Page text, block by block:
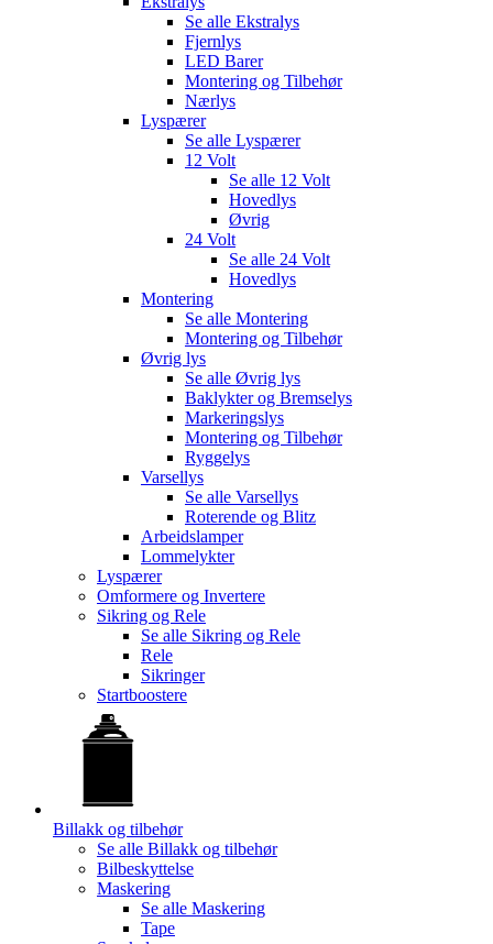
Se alle Ekstralys
Fjernlys
LED Barer
Montering og Tilbehør
Nærlys
Lyspærer
Se alle Lyspærer
12 Volt
Se alle 12 Volt
Hovedlys
Øvrig
24 Volt
Se alle 24 Volt
Hovedlys
Montering
Se alle Montering
Montering og Tilbehør
Øvrig lys
Se alle Øvrig lys
Baklykter og Bremselys
Markeringslys
Montering og Tilbehør
Ryggelys
Varsellys
Se alle Varsellys
Roterende og Blitz
Arbeidslamper
Lommelykter
Lyspærer
Omformere og Invertere
Sikring og Rele
Se alle Sikring og Rele
Rele
Sikringer
Startboostere
Billakk og tilbehør
Se alle Billakk og tilbehør
Bilbeskyttelse
Maskering
Se alle Maskering
Tape